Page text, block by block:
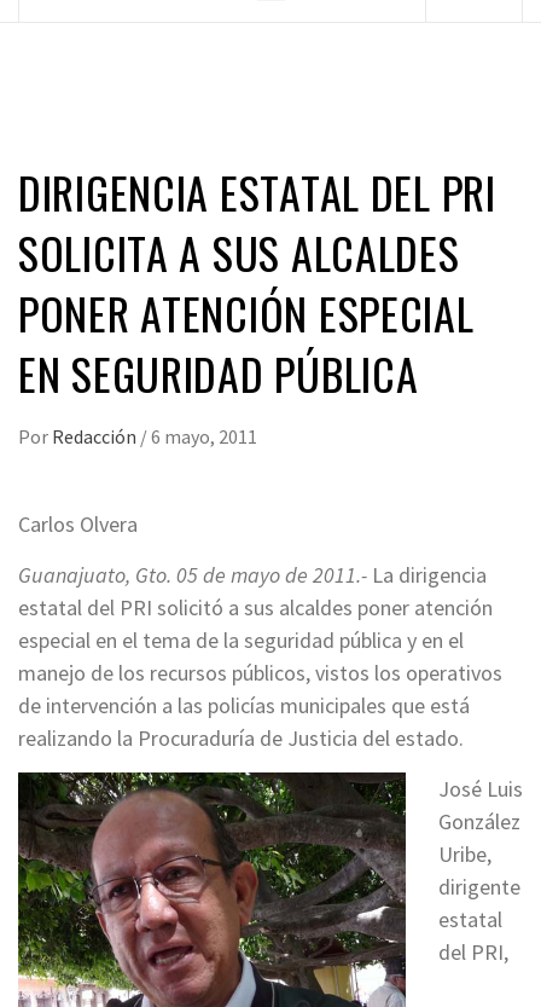
DIRIGENCIA ESTATAL DEL PRI
SOLICITA A SUS ALCALDES
PONER ATENCIÓN ESPECIAL
EN SEGURIDAD PÚBLICA
Por Redacción /6 mayo, 2011
Carlos Olvera
Guanajuato, Gto. 05 de mayo de 2011.- La dirigencia
estatal del PRI solicitó a sus alcaldes poner atención
especial en el tema de la seguridad pública y en el
manejo de los recursos públicos, vistos los operativos
de intervención a las policías municipales que está
realizando la Procuraduría de Justicia del estado.
José Luis
González
Uribe,
dirigente
estatal
del PRI,